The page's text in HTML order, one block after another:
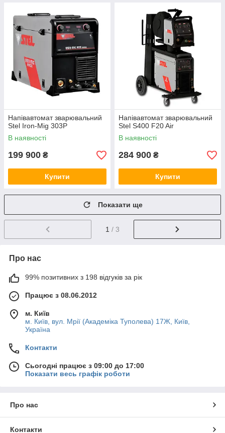
Напівавтомат зварювальний
Stel Iron-Mig 303P
В наявності
199 900 ₴
Купити
Напівавтомат зварювальний
Stel S400 F20 Air
В наявності
284 900 ₴
Купити
Показати ще
1 / 3
Про нас
99% позитивних з 198 відгуків за рік
Працює з 08.06.2012
м. Київ
м. Київ, вул. Мрії (Академіка Туполева) 17Ж, Київ,
Україна
Контакти
Сьогодні працює з 09:00 до 17:00
Показати весь графік роботи
Про нас
Контакти